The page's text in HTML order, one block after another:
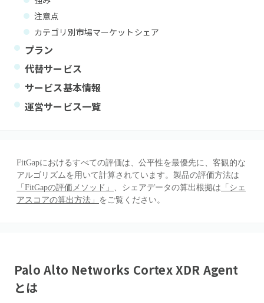
注意点
カテゴリ別市場マーケットシェア
プラン
代替サービス
サービス基本情報
運営サービス一覧
FitGapにおけるすべての評価は、公平性を最優先に、客観的な
アルゴリズムを用いて計算されています。製品の評価方法は
「FitGapの評価メソッド」 、シェアデータの算出根拠は 「シェ
アスコアの算出方法」 をご覧ください。
Palo Alto Networks Cortex XDR Agent
とは